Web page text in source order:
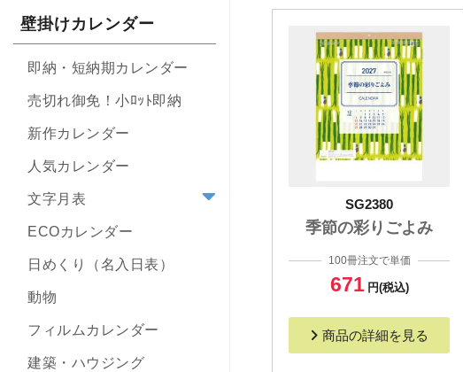
SG2380
季節の彩りごよみ
100冊注文で単価
671 円(税込)
商品の詳細を見る
壁掛けカレンダー
即納・短納期カレンダー
売切れ御免！小ﾛｯﾄ即納
新作カレンダー
人気カレンダー
文字月表
ECOカレンダー
日めくり（名入日表）
動物
フィルムカレンダー
建築・ハウジング